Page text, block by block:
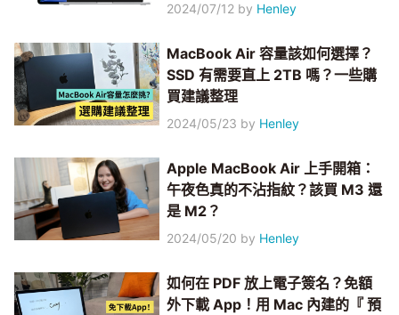
2024/07/12 by Henley
MacBook Air 容量該如何選擇？
SSD 有需要直上 2TB 嗎？一些購
買建議整理
2024/05/23 by Henley
Apple MacBook Air 上手開箱：
午夜色真的不沾指紋？該買 M3 還
是 M2？
2024/05/20 by Henley
如何在 PDF 放上電子簽名？免額
外下載 App！用 Mac 內建的『 預